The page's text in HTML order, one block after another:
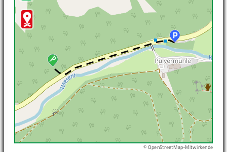
© OpenStreetMap-Mitwirkende